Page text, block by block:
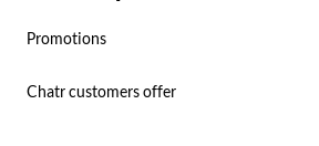
Promotions
Chatr customers offer